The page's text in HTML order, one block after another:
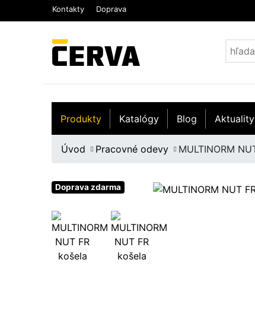
Kontakty Doprava
Produkty Katalógy Blog Aktuality
Úvod Pracovné odevy MULTINORM
Doprava zdarma